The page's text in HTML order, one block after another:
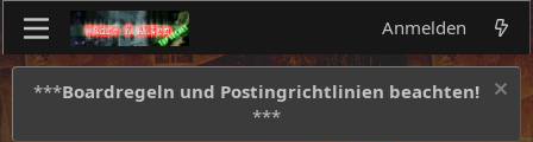
Anmelden
***Boardregeln und Postingrichtlinien beachten!
***